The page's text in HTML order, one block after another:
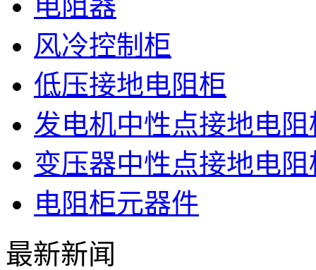
风冷控制柜
低压接地电阻柜
发电机中性点接地电阻
变压器中性点接地电阻
电阻柜元器件
最新新闻